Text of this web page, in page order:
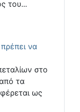
του...
να
στο
τα
ως